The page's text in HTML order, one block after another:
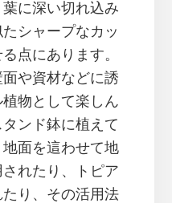
に深い切れ込み
シャープなカッ
点にあります。
や資材などに誘
物として楽しん
ンド鉢に植えて
面を這わせて地
れたり、トピア
り、その活用法